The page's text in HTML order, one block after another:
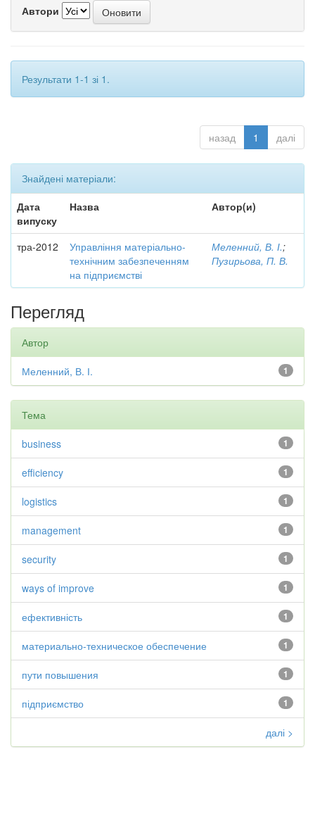
Автори
Результати 1-1 зі 1.
назад 1 далі
Знайдені матеріали:
Дата
випуску
Назва Автор(и)
тра-2012
Управління матеріально-
технічним забезпеченням
на підприємстві
Меленний, В. І.;
Пузирьова, П. В.
Перегляд
Автор
1
Меленний, В. І.
Тема
1
business
1
efficiency
1
logistics
1
management
1
security
1
ways of improve
1
ефективність
1
материально-техническое обеспечение
1
пути повышения
1
підприємство
далі >